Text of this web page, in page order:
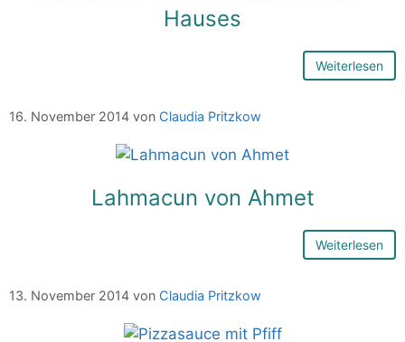
Hauses
Weiterlesen
16. November 2014 von Claudia Pritzkow
Lahmacun von Ahmet
Weiterlesen
13. November 2014 von Claudia Pritzkow